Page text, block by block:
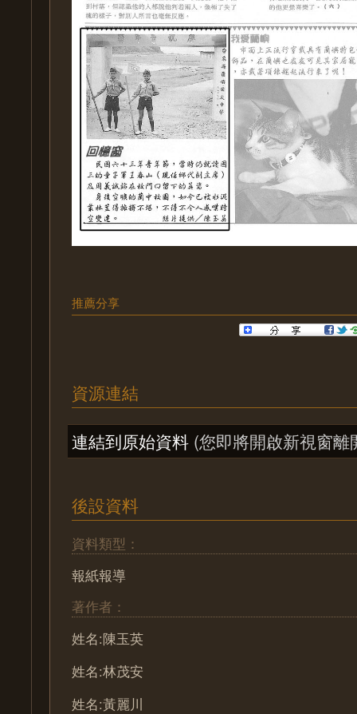
推薦分享
資源連結
連結到原始資料 (您即將開啟新視窗離
後設資料
資料類型：
報紙報導
著作者：
姓名:陳玉英
姓名:林茂安
姓名:黃麗川